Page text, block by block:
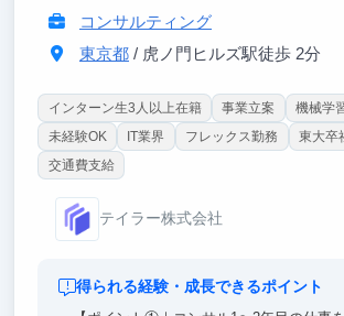
コンサルティング
東京都/ 虎ノ門ヒルズ駅徒歩 2分
インターン生3人以上在籍 事業立案
機械学
未経験OK
IT業界 フレックス勤務
東大卒
交通費支給
テイラー株式会社
得られる経験・成長できるポイント